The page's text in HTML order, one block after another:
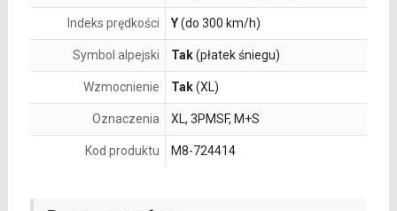
Indeks prędkości Y(do 300 km/h)
Symbol alpejski Tak(płatek śniegu)
Wzmocnienie Tak(XL)
Oznaczenia XL, 3PMSF, M+S
Kod produktu M8-724414